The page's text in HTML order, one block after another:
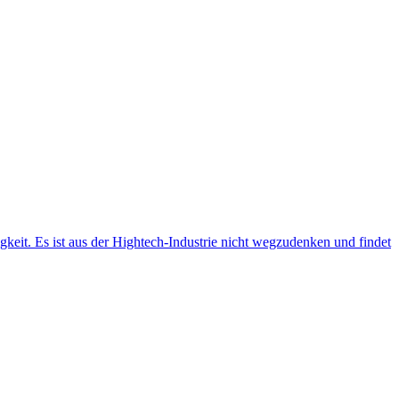
Es ist aus der Hightech-Industrie nicht wegzudenken und findet